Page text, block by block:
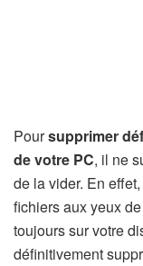
Poursupprimer
de votre PC, il ne
de la vider. En
fichiers aux yeux
toujours sur votre
définitivement